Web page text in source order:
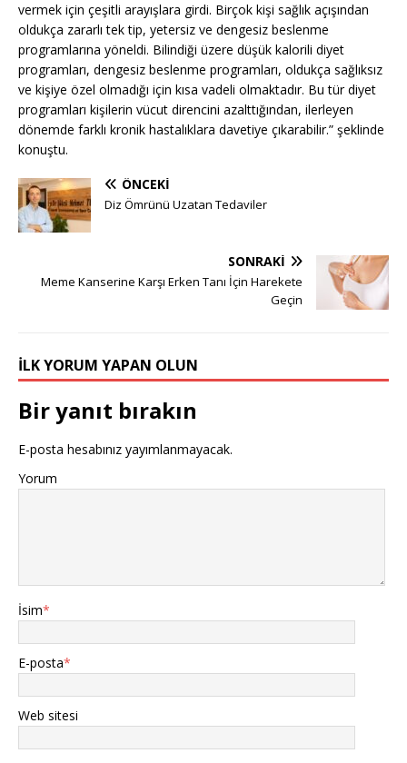
vermek için çeşitli arayışlara girdi. Birçok kişi sağlık açışından
oldukça zararlı tek tip, yetersiz ve dengesiz beslenme
programlarına yöneldi. Bilindiği üzere düşük kalorili diyet
programları, dengesiz beslenme programları, oldukça sağlıksız
ve kişiye özel olmadığı için kısa vadeli olmaktadır. Bu tür diyet
programları kişilerin vücut direncini azalttığından, ilerleyen
dönemde farklı kronik hastalıklara davetiye çıkarabilir.” şeklinde
konuştu.
ÖNCEKI
Diz Ömrünü Uzatan Tedaviler
SONRAKI
Meme Kanserine Karşı Erken Tanı İçin Harekete
Geçin
İLK YORUM YAPAN OLUN
Bir yanıt bırakın
E-posta hesabınız yayımlanmayacak.
Yorum
İsim*
E-posta*
Web sitesi